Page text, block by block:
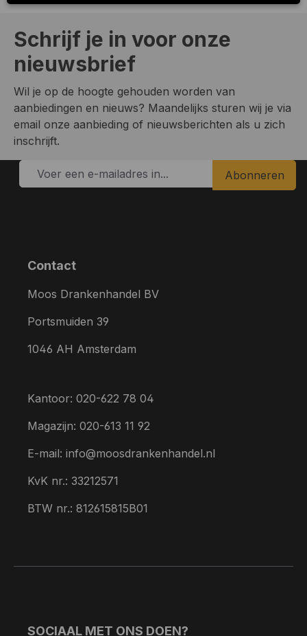
Schrijf je in voor onze
nieuwsbrief
Wil je op de hoogte gehouden worden van
aanbiedingen en nieuws? Maandelijks sturen wij je via
email onze aanbieding of nieuwsberichten als u zich
inschrijft.
Abonneren
Contact
Moos Drankenhandel BV
Portsmuiden 39
1046 AH Amsterdam
Kantoor: 020-622 78 04
Magazijn: 020-613 11 92
E-mail: info@moosdrankenhandel.nl
KvK nr.: 33212571
BTW nr.: 812615815B01
SOCIAAL MET ONS DOEN?